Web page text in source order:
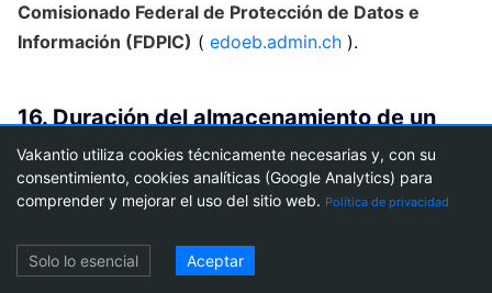
Comisionado Federal de Protección de Datos e
Información (FDPIC) ( edoeb.admin.ch ).
16. Duración del almacenamiento de un
vistazo
Tipo de datos
Duración del
Registros del servidor
Vakantio utiliza cookies técnicamente necesarias y, con su
consentimiento, cookies analíticas (Google Analytics) para
comprender y mejorar el uso del sitio web. Política de privacidad
Solo lo esencial Aceptar